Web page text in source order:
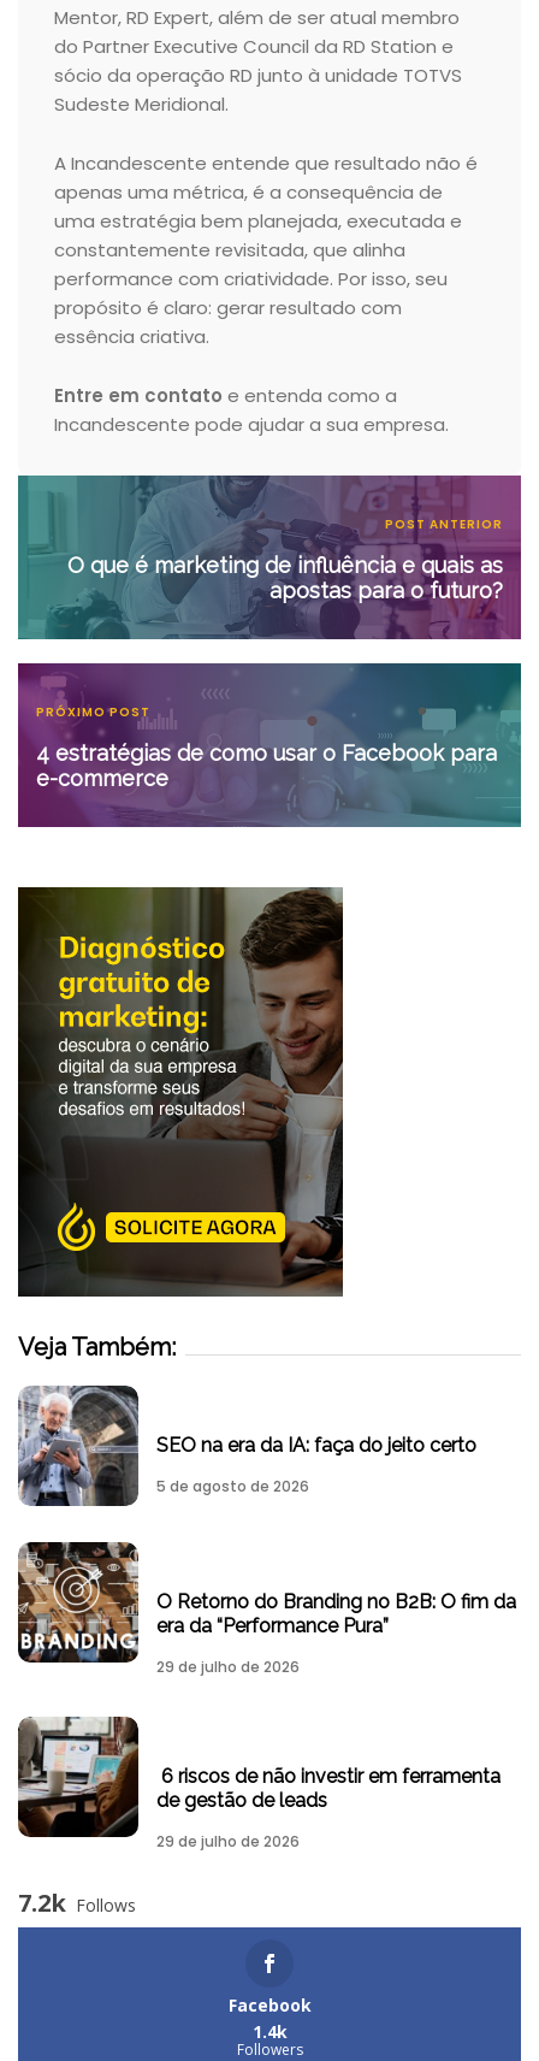
Mentor, RD Expert, além de ser atual membro
do Partner Executive Council da RD Station e
sócio da operação RD junto à unidade TOTVS
Sudeste Meridional.
A Incandescente entende que resultado não é
apenas uma métrica, é a consequência de
uma estratégia bem planejada, executada e
constantemente revisitada, que alinha
performance com criatividade. Por isso, seu
propósito é claro: gerar resultado com
essência criativa.
Entre em contato e entenda como a
Incandescente pode ajudar a sua empresa.
POST ANTERIOR
O que é marketing de influência e quais as
apostas para o futuro?
PRÓXIMO POST
4 estratégias de como usar o Facebook para
e-commerce
Veja Também:
SEO na era da IA: faça do jeito certo
5 de agosto de 2026
O Retorno do Branding no B2B: O fim da
era da “Performance Pura”
29 de julho de 2026
6 riscos de não investir em ferramenta
de gestão de leads
29 de julho de 2026
7.2k Follows
Facebook
1.4k
Followers